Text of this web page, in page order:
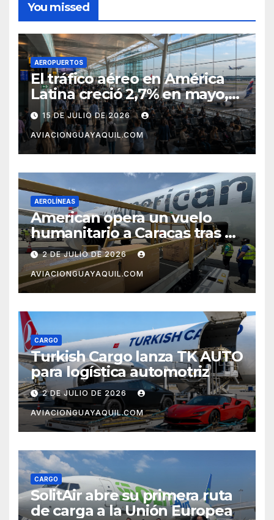
You missed
AEROPUERTOS
El tráfico aéreo en América
Latina creció 2,7% en mayo,
pero el mercado con EE.UU.
completa tres meses en
caída
15 DE JULIO DE 2026
AVIACIONGUAYAQUIL.COM
AEROLÍNEAS
American opera un vuelo
humanitario a Caracas tras el
terremoto en Venezuela
2 DE JULIO DE 2026
AVIACIONGUAYAQUIL.COM
CARGO
Turkish Cargo lanza TK AUTO
para logística automotriz
2 DE JULIO DE 2026
AVIACIONGUAYAQUIL.COM
CARGO
SolitAir abre su primera ruta
de carga a la Unión Europea